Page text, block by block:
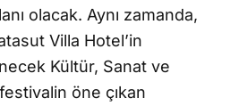
olacak. Aynı zamanda,
Villa Hotel’in
Kültür, Sanat ve
öne çıkan